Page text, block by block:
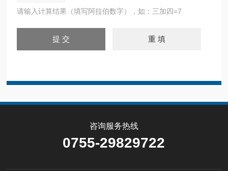
请输入计算结果（填写阿拉伯数字），如：三加四=7
咨询服务热线
0755-29829722